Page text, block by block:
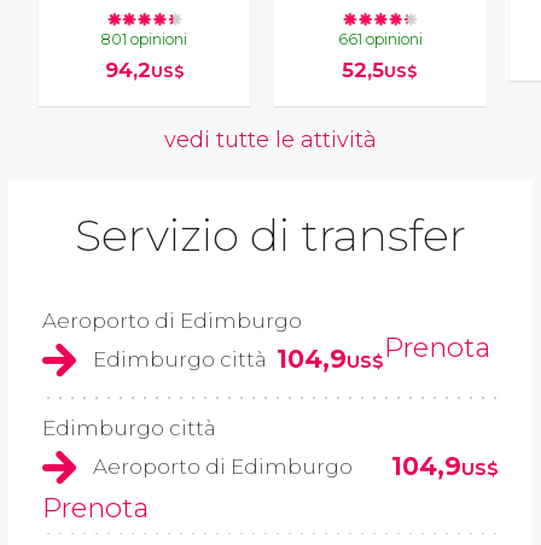
801 opinioni
94,2US$
661 opinioni
52,5US$
vedi tutte le attività
Servizio di transfer
Aeroporto di Edimburgo
Edimburgo città 104,9US$Prenota
Edimburgo città
Aeroporto di Edimburgo
104,9US$
Prenota